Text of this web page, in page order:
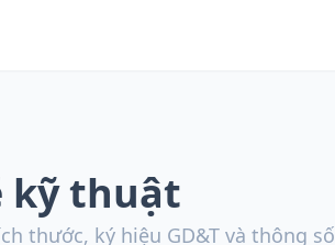
kỹ thuật
thước, ký hiệu GD&T và thông số